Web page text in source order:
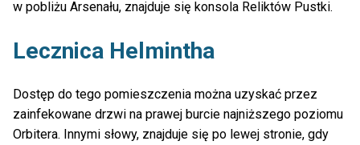
w pobliżu Arsenału, znajduje się konsola Reliktów Pustki.
Lecznica Helmintha
Dostęp do tego pomieszczenia można uzyskać przez
zainfekowane drzwi na prawej burcie najniższego poziomu
Orbitera. Innymi słowy, znajduje się po lewej stronie, gdy